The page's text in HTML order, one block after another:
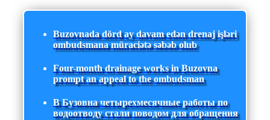
Buzovnada dörd ay davam edən drenaj işləri
ombudsmana müraciətə səbəb olub
Four-month drainage works in Buzovna
prompt an appeal to the ombudsman
В Бузовна четырехмесячные работы по
водоотводу стали поводом для обращения